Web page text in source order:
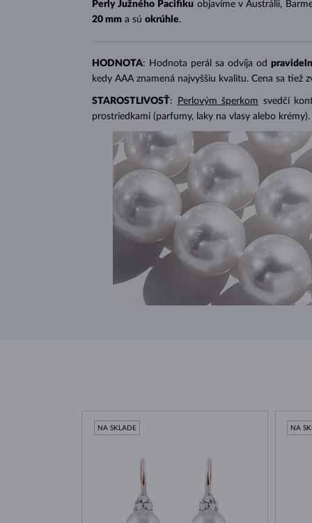
Perly Južného Pacifiku objavíme v Austrálii,
20 mm a sú okrúhle.
HODNOTA: Hodnota perál sa odvíja od
kedy AAA znamená najvyššiu kvalitu. Cena sa tiež
STAROSTLIVOSŤ: Perlovým šperkom svedčí
prostriedkami (parfumy, laky na vlasy alebo
NA SKLADE NA